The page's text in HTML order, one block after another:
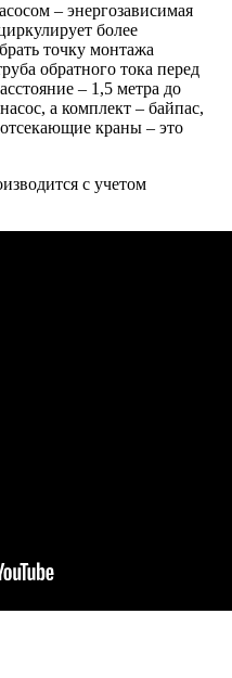
– энергозависимая
более
точку монтажа
обратного тока перед
– 1,5 метра до
а комплект – байпас,
краны – это
с учетом